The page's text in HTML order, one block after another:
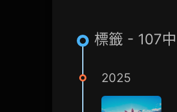
標籤 - 107
2025